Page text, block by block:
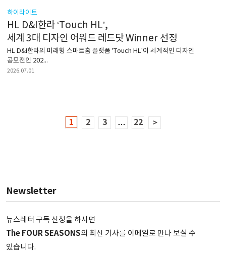
하이라이트
HL D&I한라 ‘Touch HL’,
세계 3대 디자인 어워드 레드닷 Winner 선정
HL D&I한라의 미래형 스마트홈 플랫폼 'Touch HL'이 세계적인 디자인
공모전인 202...
2026.07.01
1 2 3 … 22 ＞
Newsletter
뉴스레터 구독 신청을 하시면
The FOUR SEASONS의 최신 기사를 이메일로 만나 보실 수
있습니다.